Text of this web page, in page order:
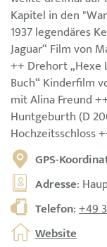
Kapitel in den
1937 legendäres
Jaguar“ Film von
++ Drehort „Hexe
Buch“ Kinderfilm
mit Alina Freund
Huntgeburth (D
Hochzeitsschloss
GPS-
Adresse:
Telefon:+49
Website